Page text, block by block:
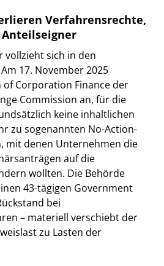
Verfahrensrechte,
vollzieht sich in den
17. November 2025
Corporation Finance der
Commission an, für die
keine inhaltlichen
zu sogenannten No-Action-
mit denen Unternehmen die
auf die
wollten. Die Behörde
43-tägigen Government
bei
– materiell verschiebt der
zu Lasten der